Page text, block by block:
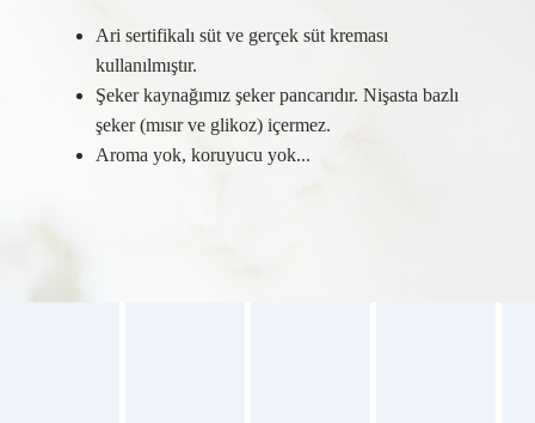
Ari sertifikalı süt ve gerçek süt kreması
kullanılmıştır.
Şeker kaynağımız şeker pancarıdır. Nişasta bazlı
şeker (mısır ve glikoz) içermez.
Aroma yok, koruyucu yok...